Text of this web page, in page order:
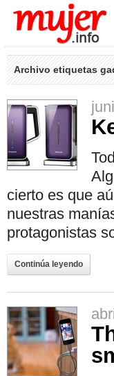
Archivo etiquetas
cierto es que
nuestras
protagonistas
Continúa leyendo